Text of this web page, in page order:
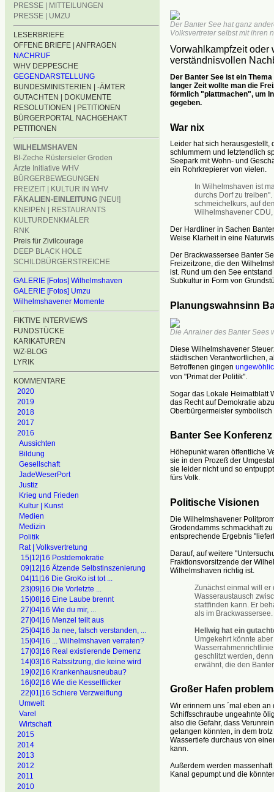
PRESSE | MITTEILUNGEN
PRESSE | UMZU
LESERBRIEFE
OFFENE BRIEFE | ANFRAGEN
NACHRUF
WHV DEPPESCHE
GEGENDARSTELLUNG
BUNDESMINISTERIEN | -ÄMTER
GUTACHTEN | DOKUMENTE
RESOLUTIONEN | PETITIONEN
BÜRGERPORTAL NACHGEHAKT
PETITIONEN
WILHELMSHAVEN
BI-Zeche Rüstersieler Groden
Ärzte Initiative WHV
BÜRGERBEWEGUNGEN
FREIZEIT | KULTUR IN WHV
FÄKALIEN-EINLEITUNG [NEU!]
KNEIPEN | RESTAURANTS
KULTURDENKMÄLER
RNK
Preis für Zivilcourage
DEEP BLACK HOLE
SCHILDBÜRGERSTREICHE
GALERIE [Fotos] Wilhelmshaven
GALERIE [Fotos] Umzu
Wilhelmshavener Momente
FIKTIVE INTERVIEWS
FUNDSTÜCKE
KARIKATUREN
WZ-BLOG
LYRIK
KOMMENTARE
2020
2019
2018
2017
2016
Aussichten
Bildung
Gesellschaft
JadeWeserPort
Justiz
Krieg und Frieden
Kultur | Kunst
Medien
Medizin
Politik
Rat | Volksvertretung
15|12|16 Postdemokratie
09|12|16 Ätzende Selbstinszenierung
04|11|16 Die GroKo ist tot ...
23|09|16 Die Vorletzte ...
15|08|16 Eine Laube brennt
27|04|16 Wie du mir, ...
27|04|16 Menzel teilt aus
25|04|16 Ja nee, falsch verstanden, ...
15|04|16 ... Wilhelmshaven verraten?
17|03|16 Real existierende Demenz
14|03|16 Ratssitzung, die keine wird
19|02|16 Krankenhausneubau?
16|02|16 Wie die Kesselflicker
22|01|16 Schiere Verzweiflung
Umwelt
Varel
Wirtschaft
2015
2014
2013
2012
2011
2010
Der Banter See hat ganz
Volksvertreter selbst mit ihren
Vorwahlkampfzeit oder
verständnisvollen
Der Banter See ist ein
langer Zeit wollte man die
förmlich "plattmachen", um
gegeben.
War nix
Leider hat sich herausgestellt,
schlummern und letztendlich
Seepark mit Wohn- und
ein Rohrkrepierer von vielen.
In Wilhelmshaven ist
durchs Dorf zu
schmeichelkurs, auf
Wilhelmshavener
Der Hardliner in Sachen
Weise Klarheit in eine
Der Brackwassersee Banter
Freizeitzone, die den
ist. Rund um den See
Subkultur in Form von
Planungswahnsinn
Die Anrainer des Banter Sees
Diese Wilhelmshavener
städtischen Verantwortlichen,
Betroffenen gingen
von "Primat der Politik".
Sogar das Lokale Heimatblatt
das Recht auf Demokratie
Oberbürgermeister
Banter See Konferenz
Höhepunkt waren öffentliche
sie in den Prozeß der
sie leider nicht und so
fürs Volk.
Politische Visionen
Die Wilhelmshavener
Grodendamms schmackhaft
entsprechende Ergebnis
Darauf, auf weitere
Fraktionsvorsitzende der
Wilhelmshaven richtig ist.
Zunächst einmal will er
Wasseraustausch
stattfinden kann. Er
als im Brackwassersee.
Hellwig hat ein
Umgekehrt könnte
geschlitzt werden,
erwähnt, die den
Großer Hafen
Wir erinnern uns ´mal eben
Schiffsschraube ungeahnte
also die Gefahr, dass
gelangen könnten, in dem
Wassertiefe durchaus von
kann.
Außerdem werden
Kanal gepumpt und die